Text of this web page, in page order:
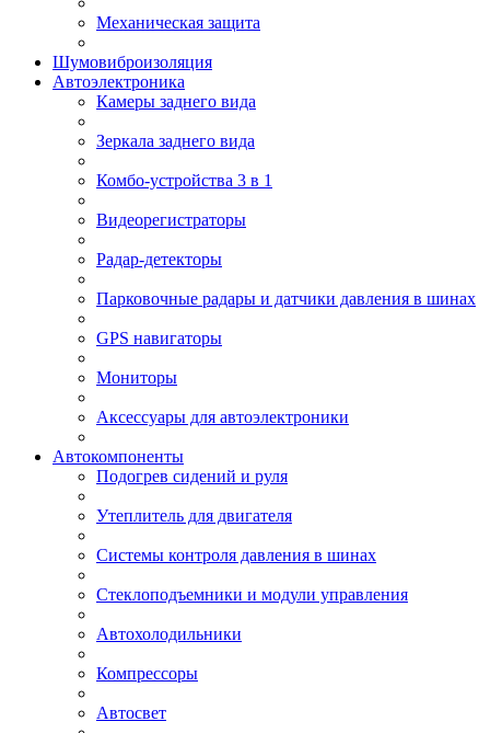
Механическая защита
Шумовиброизоляция
Автоэлектроника
Камеры заднего вида
Зеркала заднего вида
Комбо-устройства 3 в 1
Видеорегистраторы
Радар-детекторы
Парковочные радары и датчики давления в шинах
GPS навигаторы
Мониторы
Аксессуары для автоэлектроники
Автокомпоненты
Подогрев сидений и руля
Утеплитель для двигателя
Системы контроля давления в шинах
Стеклоподъемники и модули управления
Автохолодильники
Компрессоры
Автосвет